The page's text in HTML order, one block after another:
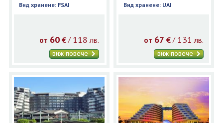
Вид хранене: FSAI
от 60 €/ 118 лв.
виж повече
Вид хранене: UAI
от 67 € / 131 лв.
виж повече